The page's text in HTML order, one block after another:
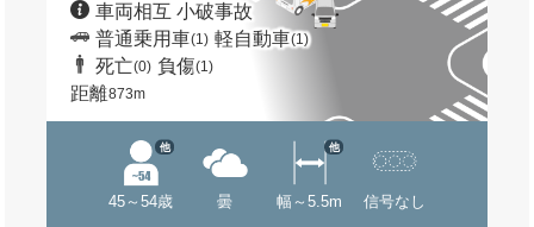
車両相互 小破事故
普通乗用車(1) 軽自動車(1)
死亡(0) 負傷(1)
距離873m
45～54歳
他
曇 幅～5.5m
他
信号なし